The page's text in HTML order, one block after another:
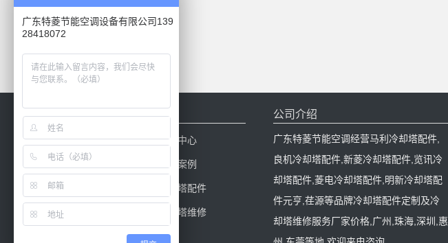
网站导航
网站首页 新闻中心
产品中心 工程案例
冷却塔配件
冷却塔维修
公司介绍
广东特菱节能空调经营马利冷却塔配件,
良机冷却塔配件,新菱冷却塔配件,览讯冷
却塔配件,菱电冷却塔配件,明新冷却塔配
件元亨,荏源等品牌冷却塔配件定制及冷
却塔维修服务厂家价格,广州,珠海,深圳,惠
广东特菱节能空调设备有限公司139
28418072